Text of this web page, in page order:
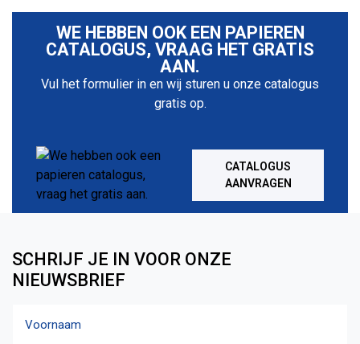
WE HEBBEN OOK EEN PAPIEREN
CATALOGUS, VRAAG HET GRATIS
AAN.
Vul het formulier in en wij sturen u onze catalogus
gratis op.
CATALOGUS
AANVRAGEN
SCHRIJF JE IN VOOR ONZE
NIEUWSBRIEF